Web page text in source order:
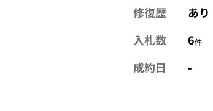
修復歴
あり
入札数
6件
成約日 -